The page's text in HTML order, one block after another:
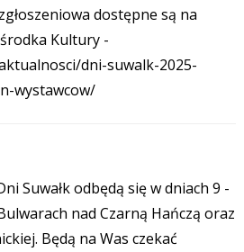
dostępne są na
Kultury -
dni-suwalk-2025-
wystawcow/
Suwałk odbędą się w dniach 9 -
nad Czarną Hańczą oraz
Będą na Was czekać